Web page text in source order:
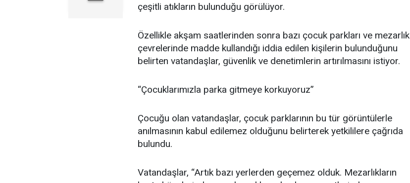
çeşitli atıkların bulunduğu görülüyor.
Özellikle akşam saatlerinden sonra bazı çocuk parkları ve mezarlık
çevrelerinde madde kullandığı iddia edilen kişilerin bulunduğunu
belirten vatandaşlar, güvenlik ve denetimlerin artırılmasını istiyor.
“Çocuklarımızla parka gitmeye korkuyoruz”
Çocuğu olan vatandaşlar, çocuk parklarının bu tür görüntülerle
anılmasının kabul edilemez olduğunu belirterek yetkililere çağrıda
bulundu.
Vatandaşlar, “Artık bazı yerlerden geçemez olduk. Mezarlıkların